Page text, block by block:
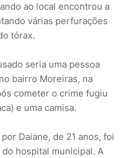
ao local encontrou a
várias perfurações
tórax.
seria uma pessoa
bairro Moreiras, na
cometer o crime fugiu
e uma camisa.
Daiane, de 21 anos, foi
hospital municipal. A